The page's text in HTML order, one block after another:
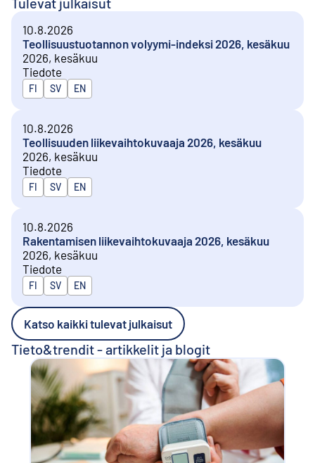
10.8.2026
Teollisuustuotannon volyymi-indeksi 2026, kesäkuu
2026, kesäkuu
Tiedote
Julkaistaan kielillä
FI SV EN
10.8.2026
Teollisuuden liikevaihtokuvaaja 2026, kesäkuu
2026, kesäkuu
Tiedote
Julkaistaan kielillä
FI SV EN
10.8.2026
Rakentamisen liikevaihtokuvaaja 2026, kesäkuu
2026, kesäkuu
Tiedote
Julkaistaan kielillä
FI SV EN
Katso kaikki tulevat julkaisut
Tieto&trendit - artikkelit ja blogit